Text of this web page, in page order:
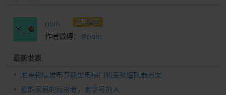
pom 金牌笛客
作者微博： @pom
最新发表
尼果物联发布节能型电梯门机变频控制器方案
智能家居的后来者，老字号的入